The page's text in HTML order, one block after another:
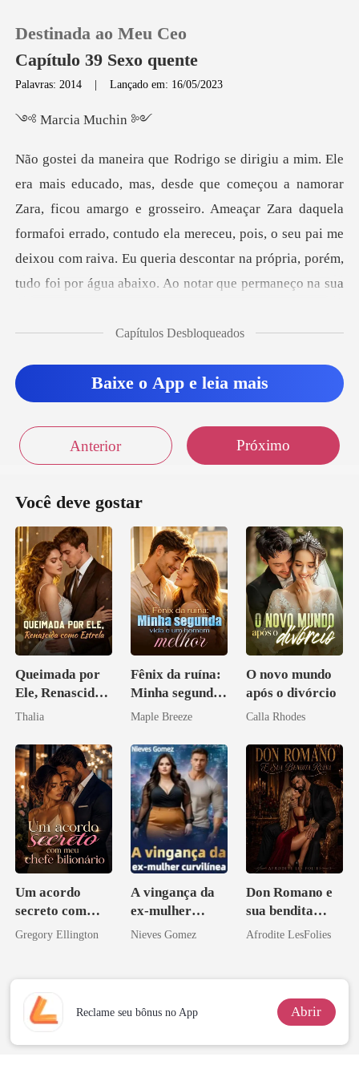
Loja
Histórico
Sair
Destinada ao Meu Ceo
Capítulo 39 Sexo quente
Palavras: 2014 |Lançado em: 16/05/2023
cia M
a, ficou amargo e grosseiro. Ameaçar Zara daquela
formafoi errado, contudo ela mereceu, pois, o seu pai me
dei
Capítulos Desbloqueados
Baixe o App e leia mais
Anterior Próximo
Você deve gostar
Queimada por
Ele, Renascida
como Estrela
Thalia
Fênix da ruína:
Minha segunda
vida e um
Maple Breeze
O novo mundo
após o divórcio
Calla Rhodes
Um acordo
secreto com
meu chefe
Gregory Ellington
A vingança da
ex-mulher
curvilínea
Nieves Gomez
Don Romano e
sua bendita
ruína
Afrodite LesFolies
Reclame seu bônus no App Abrir